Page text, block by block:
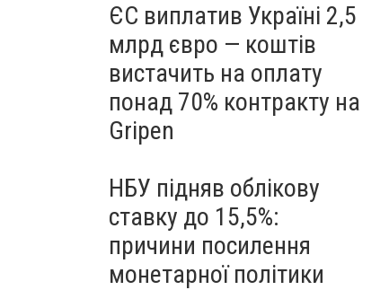
ЄС виплатив Україні 2,5
млрд євро — коштів
вистачить на оплату
понад 70% контракту на
Gripen
НБУ підняв облікову
ставку до 15,5%:
причини посилення
монетарної політики